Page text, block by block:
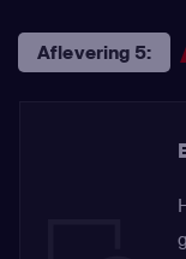
Aflevering 5: